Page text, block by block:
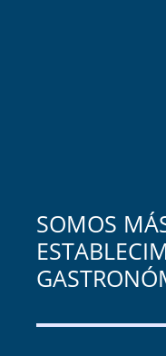
SOMOS